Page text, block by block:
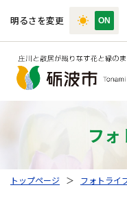
明るさを変更
フ
トップページ ＞ フォトライ